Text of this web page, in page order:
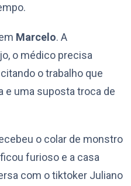
Marcelo. A
o médico precisa
o trabalho que
e uma suposta troca de
o colar de monstro
furioso e a casa
com o tiktoker Juliano